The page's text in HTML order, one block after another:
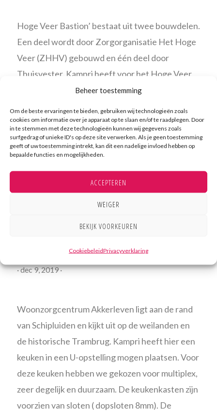
Beheer toestemming
Om de beste ervaringen te bieden, gebruiken wij technologieën zoals
cookies om informatie over je apparaat op te slaan en/of te raadplegen. Door
in te stemmen met deze technologieën kunnen wij gegevens zoals
surfgedrag of unieke ID's op deze site verwerken. Als je geen toestemming
geeft of uw toestemming intrekt, kan dit een nadelige invloed hebben op
bepaalde functies en mogelijkheden.
ACCEPTEREN
WEIGER
BEKIJK VOORKEUREN
CookiebeleidPrivacyverklaring
Hoge Veer Bastion’ bestaat uit twee bouwdelen.
Een deel wordt door Zorgorganisatie Het Hoge
Veer (ZHHV) gebouwd en één deel door
Thuisvester. Kampri heeft voor het Hoge Veer
Bastion de afzuigtechniek, kooklijn, uitgifte,
alsmede diverse opslag ruimtes mogen inrichten
voor dezeprofessionele keuken.
Professionele keukenvoor
Woonzorgcentrum
·dec 9, 2019·
Woonzorgcentrum Akkerleven ligt aan de rand
van Schipluiden en kijkt uit op de weilanden en
de historische Trambrug. Kampri heeft hier een
keuken in een U-opstelling mogen plaatsen. Voor
deze keuken hebben we gekozen voor multiplex,
zeer degelijk en duurzaam. De keukenkasten zijn
voorzien van sloten ( dopsloten 8mm). De